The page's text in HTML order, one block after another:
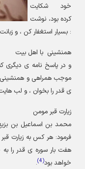
خود شكايت
كرده بود، نوشت
: بسيار استغفار كن ، و
همنشینی با اهل بیت
و در پاسخ نامه ى ديگرى كه
موجب همراهى و همنشينى
ى قدر را بخوان ، و لب هايت
زیارت قبر مومن
محمد بن اسماعيل بن بزيع
فرمود: هر كس به زيارت قبر
هفت بار سوره ى قدر را به
خواهد بود(
4
)
.